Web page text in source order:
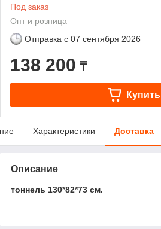
Под заказ
Опт и розница
Отправка с 07 сентября 2026
138 200 ₸
Купить
Характеристики Доставка
Описание
тоннель 130*82*73 см.